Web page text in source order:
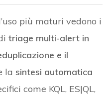
più maturi vedono i
triage multi-alert in
e il
la sintesi automatica
come KQL, ES|QL,